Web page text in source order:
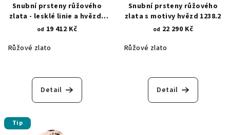
Snubní prsteny růžového
zlata - lesklé linie a hvězdy
1260.2
od 19 412 Kč
Růžové zlato
Detail
Snubní prsteny růžového
zlata s motivy hvězd 1238.2
od 22 290 Kč
Růžové zlato
Detail
Tip